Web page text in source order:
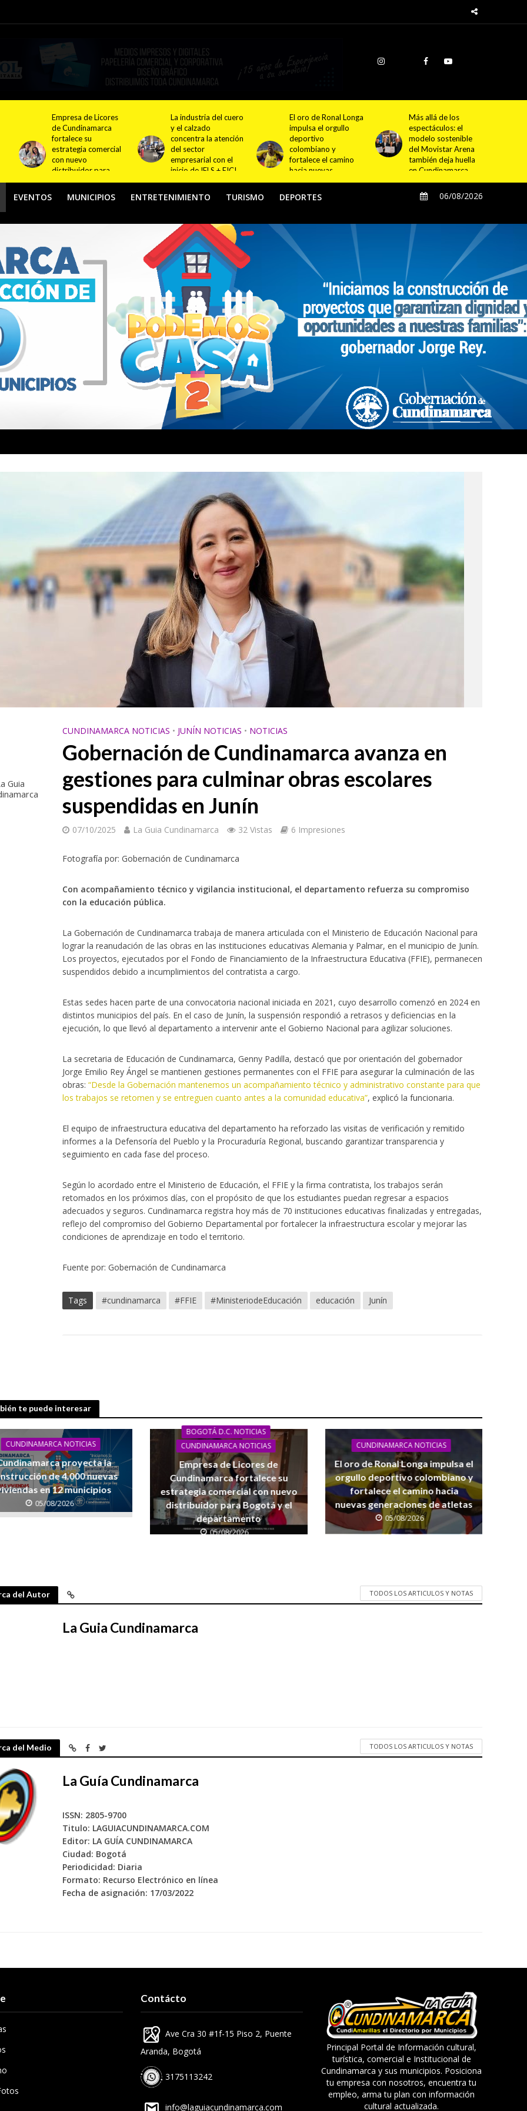
La industria del cuero
y el calzado
concentra la atención
del sector
empresarial con el
inicio de IFLS + EICI
2026
El oro de Ronal Longa
impulsa el orgullo
deportivo
colombiano y
fortalece el camino
hacia nuevas
generaciones de
Más allá de los
espectáculos: el
modelo sostenible
del Movistar Arena
también deja huella
en Cundinamarca
Morat ampliará sus
conciertos con una
experiencia inmersiva
que podrán disfrutar
todos visitantes de
Cundinamarca
EVENTOS MUNICIPIOS ENTRETENIMIENTO TURISMO DEPORTES 06/08/2026
Guia
CUNDINAMARCA NOTICIAS • JUNÍN NOTICIAS • NOTICIAS
Gobernación de Cundinamarca avanza en
gestiones para culminar obras escolares
suspendidas en Junín
07/10/2025 La Guia Cundinamarca 32 Vistas 6 Impresiones
Fotografía por: Gobernación de Cundinamarca
Con acompañamiento técnico y vigilancia institucional, el departamento refuerza su compromiso
con la educación pública.
La Gobernación de Cundinamarca trabaja de manera articulada con el Ministerio de Educación Nacional para
lograr la reanudación de las obras en las instituciones educativas Alemania y Palmar, en el municipio de Junín.
Los proyectos, ejecutados por el Fondo de Financiamiento de la Infraestructura Educativa (FFIE), permanecen
suspendidos debido a incumplimientos del contratista a cargo.
Estas sedes hacen parte de una convocatoria nacional iniciada en 2021, cuyo desarrollo comenzó en 2024 en
distintos municipios del país. En el caso de Junín, la suspensión respondió a retrasos y deficiencias en la
ejecución, lo que llevó al departamento a intervenir ante el Gobierno Nacional para agilizar soluciones.
La secretaria de Educación de Cundinamarca, Genny Padilla, destacó que por orientación del gobernador
Jorge Emilio Rey Ángel se mantienen gestiones permanentes con el FFIE para asegurar la culminación de las
obras: “Desde la Gobernación mantenemos un acompañamiento técnico y administrativo constante para que
los trabajos se retomen y se entreguen cuanto antes a la comunidad educativa”, explicó la funcionaria.
El equipo de infraestructura educativa del departamento ha reforzado las visitas de verificación y remitido
informes a la Defensoría del Pueblo y la Procuraduría Regional, buscando garantizar transparencia y
seguimiento en cada fase del proceso.
Según lo acordado entre el Ministerio de Educación, el FFIE y la firma contratista, los trabajos serán
retomados en los próximos días, con el propósito de que los estudiantes puedan regresar a espacios
adecuados y seguros. Cundinamarca registra hoy más de 70 instituciones educativas finalizadas y entregadas,
reflejo del compromiso del Gobierno Departamental por fortalecer la infraestructura escolar y mejorar las
condiciones de aprendizaje en todo el territorio.
Fuente por: Gobernación de Cundinamarca
Tags #cundinamarca #FFIE #MinisteriodeEducación educación Junín
te puede interesar
CUNDINAMARCA NOTICIAS
proyecta la
de 4.000 nuevas
en 12 municipios
05/08/2026
BOGOTÁ D.C. NOTICIAS
CUNDINAMARCA NOTICIAS
Empresa de Licores de
Cundinamarca fortalece su
estrategia comercial con nuevo
distribuidor para Bogotá y el
departamento
05/08/2026
CUNDINAMARCA NOTICIAS
El oro de Ronal Longa impulsa el
orgullo deportivo colombiano y
fortalece el camino hacia
nuevas generaciones de atletas
05/08/2026
del Autor TODOS LOS ARTICULOS Y NOTAS
La Guia Cundinamarca
del Medio TODOS LOS ARTICULOS Y NOTAS
La Guía Cundinamarca
ISSN: 2805-9700
Titulo: LAGUIACUNDINAMARCA.COM
Editor: LA GUÍA CUNDINAMARCA
Ciudad: Bogotá
Periodicidad: Diaria
Formato: Recurso Electrónico en línea
Fecha de asignación: 17/03/2022
Contácto
Ave Cra 30 #1f-15 Piso 2, Puente
Aranda, Bogotá
3175113242
info@laguiacundinamarca.com
Principal Portal de Información cultural,
turística, comercial e Institucional de
Cundinamarca y sus municipios. Posiciona
tu empresa con nosotros, encuentra tu
empleo, arma tu plan con información
cultural actualizada.